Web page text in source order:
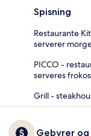
Spisning
Restaurante
serverer
PICCO -
serveres
Grill -
Gebyrer